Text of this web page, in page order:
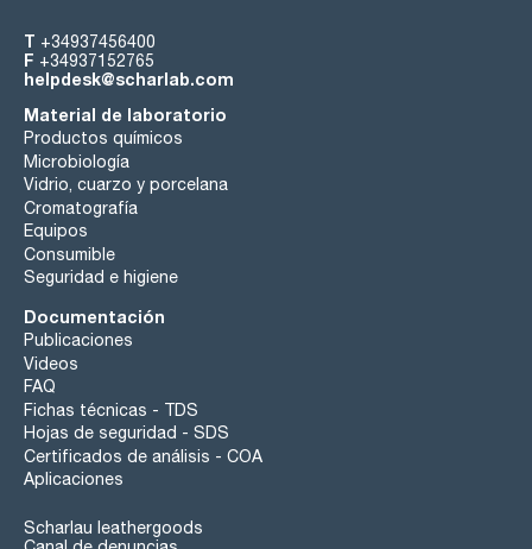
T +34937456400
F +34937152765
helpdesk@scharlab.com
Material de laboratorio
Productos químicos
Microbiología
Vidrio, cuarzo y porcelana
Cromatografía
Equipos
Consumible
Seguridad e higiene
Documentación
Publicaciones
Videos
FAQ
Fichas técnicas - TDS
Hojas de seguridad - SDS
Certificados de análisis - COA
Aplicaciones
Scharlau leathergoods